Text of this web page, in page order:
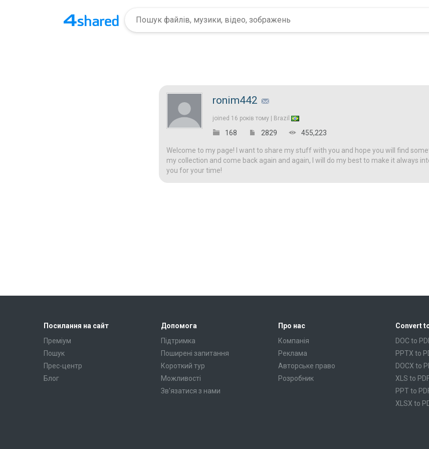
ronim442
joined 16 років тому | Brazil
168 2829 455,223
Welcome to my page! I want to share my stuff with you and hope you will find
my collection and come back again and again, I will do my best to make it always
you for your time!
Посилання на сайт
Преміум
Пошук
Прес-центр
Блог
Допомога
Підтримка
Поширені запитання
Короткий тур
Можливості
Зв'язатися з нами
Про нас
Компанія
Реклама
Авторське право
Розробник
Convert
DOC to
PPTX to
DOCX to
XLS to
PPT to
XLSX to